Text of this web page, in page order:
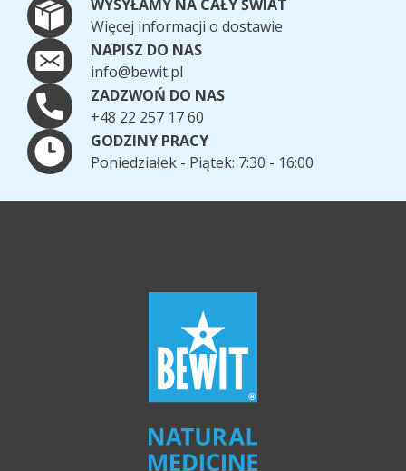
WYSYŁAMY NA CAŁY ŚWIAT
Więcej informacji o dostawie
NAPISZ DO NAS
info@bewit.pl
ZADZWOŃ DO NAS
+48 22 257 17 60
GODZINY PRACY
Poniedziałek - Piątek: 7:30 - 16:00